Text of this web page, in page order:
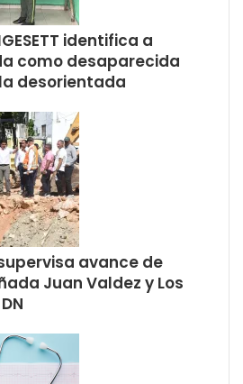
identifica a
como desaparecida
desorientada
avance de
Juan Valdez y Los